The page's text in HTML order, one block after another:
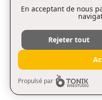
En acceptant de nous
Rejeter tout
Propulsé par